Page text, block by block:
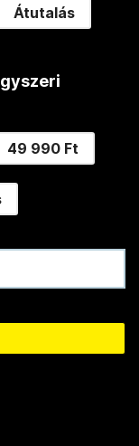
Átutalás
49 990 Ft